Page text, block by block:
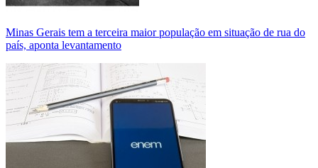
Minas Gerais tem a terceira maior população em situação de rua do
país, aponta levantamento